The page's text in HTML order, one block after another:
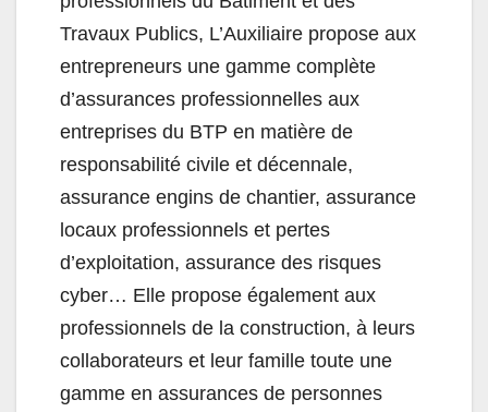
Travaux Publics, L’Auxiliaire propose aux
entrepreneurs une gamme complète
d’assurances professionnelles aux
entreprises du BTP en matière de
responsabilité civile et décennale,
assurance engins de chantier, assurance
locaux professionnels et pertes
d’exploitation, assurance des risques
cyber… Elle propose également aux
professionnels de la construction, à leurs
collaborateurs et leur famille toute une
gamme en assurances de personnes